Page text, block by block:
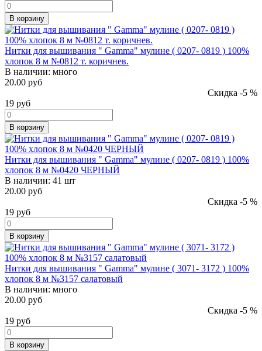
В корзину
Нитки для вышивания " Gamma" мулине ( 0207- 0819 ) 100%
хлопок 8 м №0812 т. коричнев.
В наличии: много
20.00 руб
Скидка -5 %
19 руб
В корзину
Нитки для вышивания " Gamma" мулине ( 0207- 0819 ) 100%
хлопок 8 м №0420 ЧЕРНЫЙ
В наличии: 41 шт
20.00 руб
Скидка -5 %
19 руб
В корзину
Нитки для вышивания " Gamma" мулине ( 3071- 3172 ) 100%
хлопок 8 м №3157 салатовый
В наличии: много
20.00 руб
Скидка -5 %
19 руб
В корзину